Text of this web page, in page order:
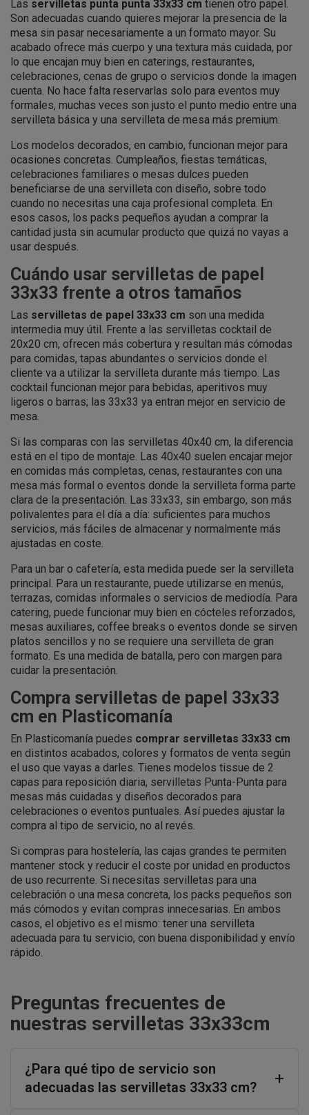
Las servilletas punta punta 33x33 cm tienen otro papel.
Son adecuadas cuando quieres mejorar la presencia de la
mesa sin pasar necesariamente a un formato mayor. Su
acabado ofrece más cuerpo y una textura más cuidada, por
lo que encajan muy bien en caterings, restaurantes,
celebraciones, cenas de grupo o servicios donde la imagen
cuenta. No hace falta reservarlas solo para eventos muy
formales, muchas veces son justo el punto medio entre una
servilleta básica y una servilleta de mesa más premium.
Los modelos decorados, en cambio, funcionan mejor para
ocasiones concretas. Cumpleaños, fiestas temáticas,
celebraciones familiares o mesas dulces pueden
beneficiarse de una servilleta con diseño, sobre todo
cuando no necesitas una caja profesional completa. En
esos casos, los packs pequeños ayudan a comprar la
cantidad justa sin acumular producto que quizá no vayas a
usar después.
Cuándo usar servilletas de papel
33x33 frente a otros tamaños
Las servilletas de papel 33x33 cm son una medida
intermedia muy útil. Frente a las servilletas cocktail de
20x20 cm, ofrecen más cobertura y resultan más cómodas
para comidas, tapas abundantes o servicios donde el
cliente va a utilizar la servilleta durante más tiempo. Las
cocktail funcionan mejor para bebidas, aperitivos muy
ligeros o barras; las 33x33 ya entran mejor en servicio de
mesa.
Si las comparas con las servilletas 40x40 cm, la diferencia
está en el tipo de montaje. Las 40x40 suelen encajar mejor
en comidas más completas, cenas, restaurantes con una
mesa más formal o eventos donde la servilleta forma parte
clara de la presentación. Las 33x33, sin embargo, son más
polivalentes para el día a día: suficientes para muchos
servicios, más fáciles de almacenar y normalmente más
ajustadas en coste.
Para un bar o cafetería, esta medida puede ser la servilleta
principal. Para un restaurante, puede utilizarse en menús,
terrazas, comidas informales o servicios de mediodía. Para
catering, puede funcionar muy bien en cócteles reforzados,
mesas auxiliares, coffee breaks o eventos donde se sirven
platos sencillos y no se requiere una servilleta de gran
formato. Es una medida de batalla, pero con margen para
cuidar la presentación.
Compra servilletas de papel 33x33
cm en Plasticomanía
En Plasticomanía puedes comprar servilletas 33x33 cm
en distintos acabados, colores y formatos de venta según
el uso que vayas a darles. Tienes modelos tissue de 2
capas para reposición diaria, servilletas Punta-Punta para
mesas más cuidadas y diseños decorados para
celebraciones o eventos puntuales. Así puedes ajustar la
compra al tipo de servicio, no al revés.
Si compras para hostelería, las cajas grandes te permiten
mantener stock y reducir el coste por unidad en productos
de uso recurrente. Si necesitas servilletas para una
celebración o una mesa concreta, los packs pequeños son
más cómodos y evitan compras innecesarias. En ambos
casos, el objetivo es el mismo: tener una servilleta
adecuada para tu servicio, con buena disponibilidad y envío
rápido.
Preguntas frecuentes de
nuestras servilletas 33x33cm
¿Para qué tipo de servicio son
adecuadas las servilletas 33x33 cm?